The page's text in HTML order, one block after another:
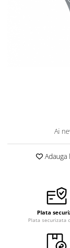
Ceasuri Q&Q
Curele Casio
Curele cauciuc
Curele Garmin
Curele metalice
Ai
Adauga
Plata
Plata securizata